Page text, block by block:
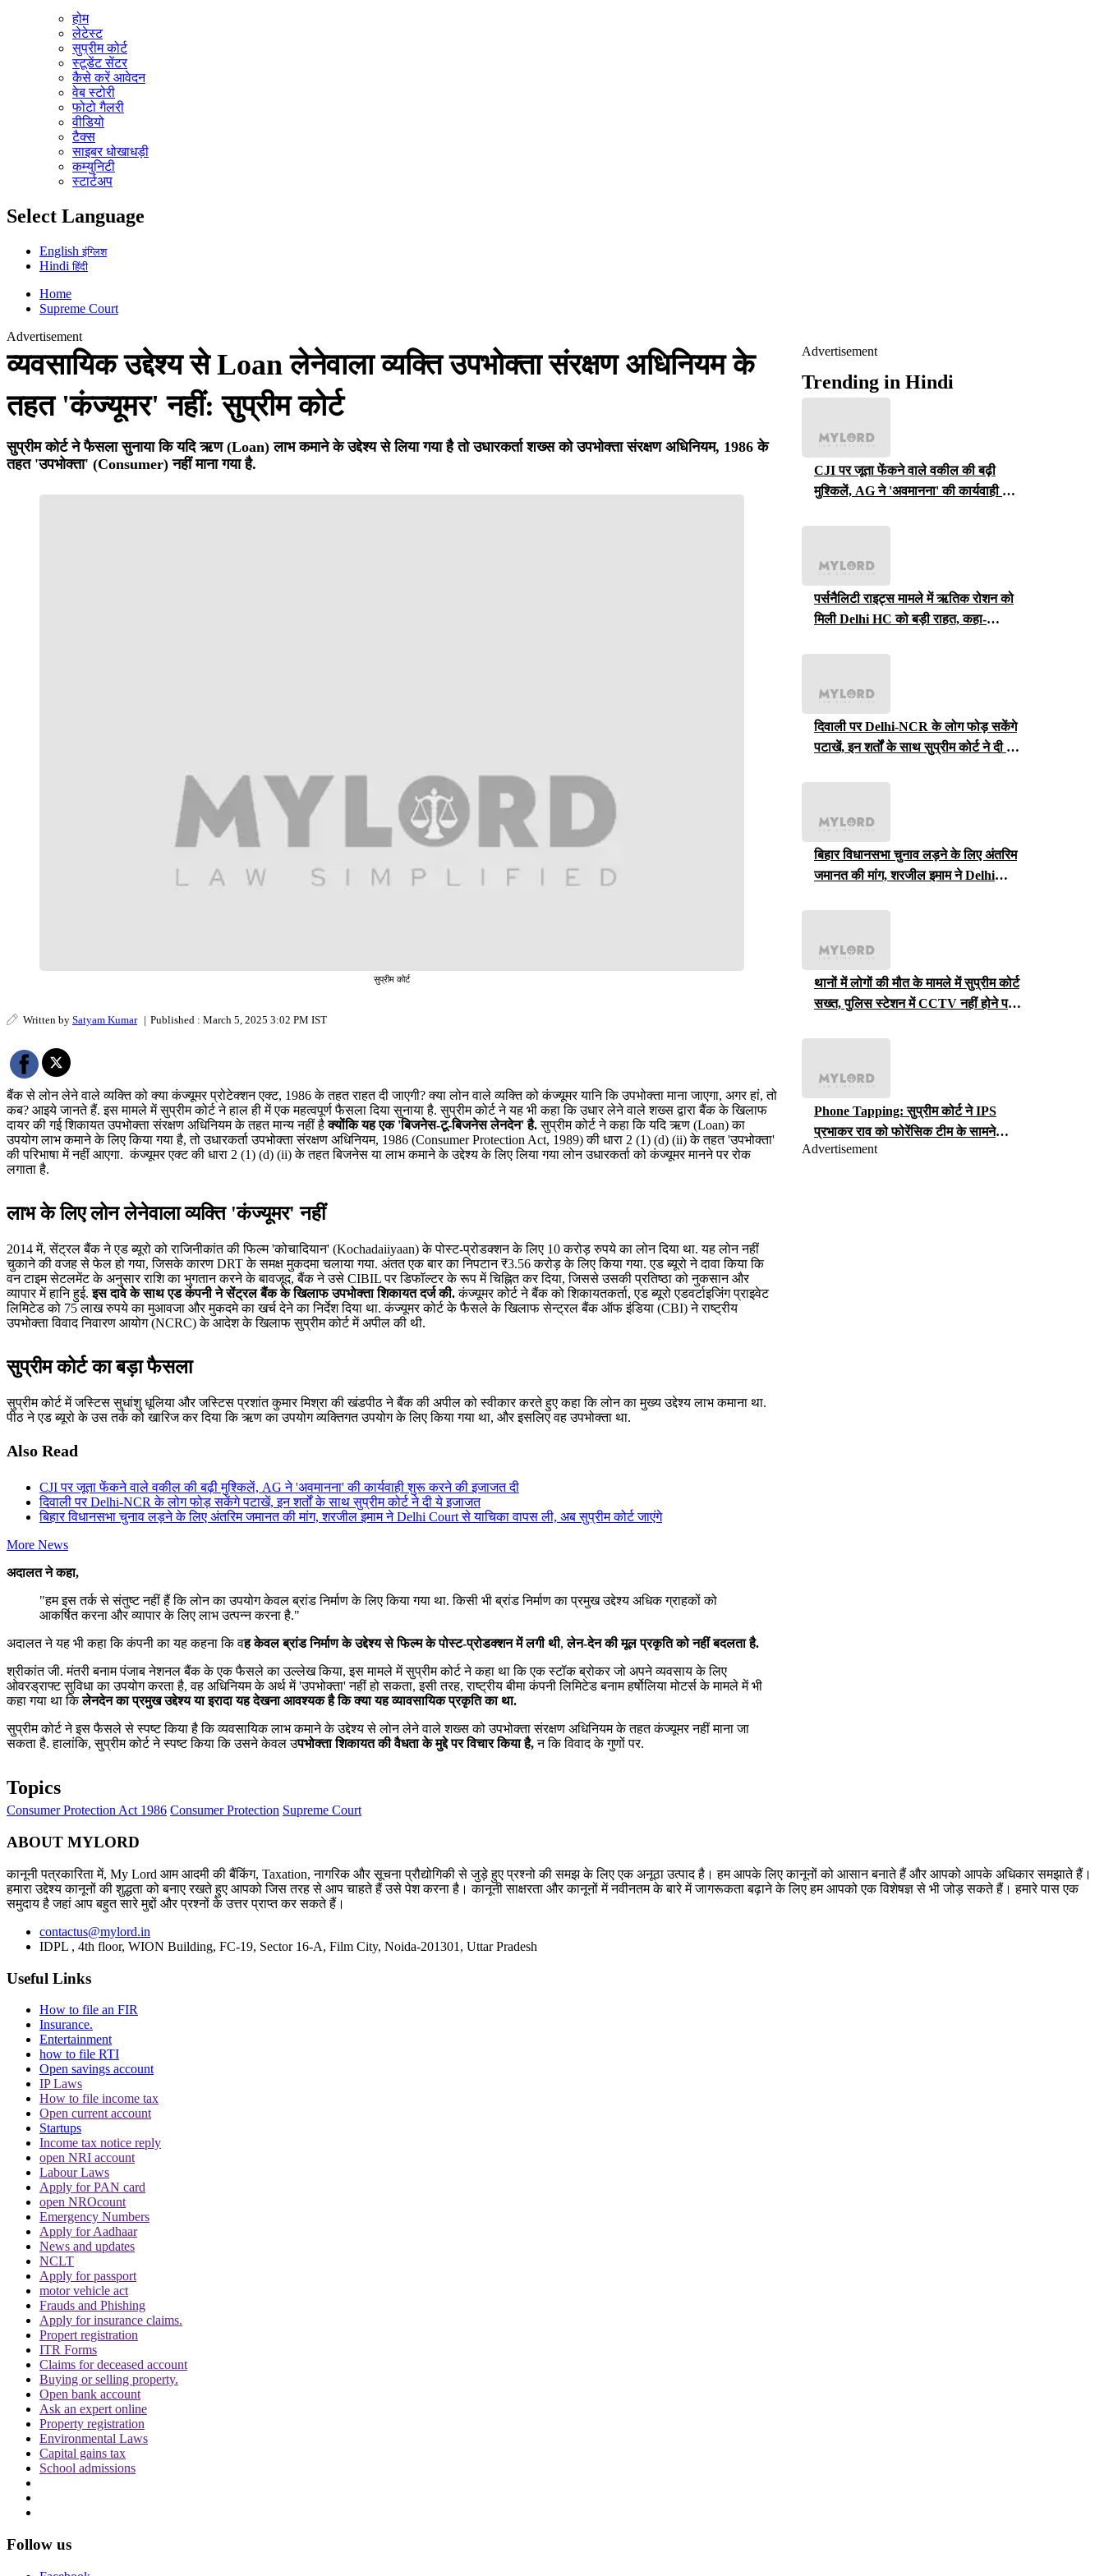
होम
लेटेस्ट
सुप्रीम कोर्ट
स्टूडेंट सेंटर
कैसे करें आवेदन
वेब स्टोरी
फोटो गैलरी
वीडियो
टैक्स
साइबर धोखाधड़ी
कम्युनिटी
स्टार्टअप
Select Language
Englishइंग्लिश
Hindiहिंदी
Home
Supreme Court
Advertisement
व्यवसायिक उद्देश्य से Loan लेनेवाला व्यक्ति उपभोक्ता संरक्षण अधिनियम के
तहत 'कंज्यूमर' नहीं: सुप्रीम कोर्ट
सुप्रीम कोर्ट ने फैसला सुनाया कि यदि ऋण (Loan) लाभ कमाने के उद्देश्य से लिया गया है तो उधारकर्ता शख्स को उपभोक्ता संरक्षण अधिनियम, 1986 के
तहत 'उपभोक्ता' (Consumer) नहीं माना गया है.
सुप्रीम कोर्ट
Written by Satyam Kumar | Published : March 5, 2025 3:02 PM IST
बैंक से लोन लेने वाले व्यक्ति को क्या कंज्यूमर प्रोटेक्शन एक्ट, 1986 के तहत राहत दी जाएगी? क्या लोन वाले व्यक्ति को कंज्यूमर यानि कि उपभोक्ता माना जाएगा, अगर हां, तो
कब? आइये जानते हैं. इस मामले में सुप्रीम कोर्ट ने हाल ही में एक महत्वपूर्ण फैसला दिया सुनाया है. सुप्रीम कोर्ट ने यह भी कहा कि उधार लेने वाले शख्स द्वारा बैंक के खिलाफ
दायर की गई शिकायत उपभोक्ता संरक्षण अधिनियम के तहत मान्य नहीं हैक्योंकि यह एक 'बिजनेस-टू-बिजनेस लेनदेन' है.सुप्रीम कोर्ट ने कहा कि यदि ऋण (Loan) का
उपयोग लाभ कमाने के लिए किया गया है, तो उधारकर्ता उपभोक्ता संरक्षण अधिनियम, 1986 (Consumer Protection Act, 1989) की धारा 2 (1) (d) (ii) के तहत 'उपभोक्ता'
की परिभाषा में नहीं आएगा. कंज्यूमर एक्ट की धारा 2 (1) (d) (ii) के तहत बिजनेस या लाभ कमाने के उद्देश्य के लिए लिया गया लोन उधारकर्ता को कंज्यूमर मानने पर रोक
लगाता है.
लाभ के लिए लोन लेनेवाला व्यक्ति 'कंज्यूमर' नहीं
2014 में, सेंट्रल बैंक ने एड ब्यूरो को राजिनीकांत की फिल्म 'कोचादियान' (Kochadaiiyaan) के पोस्ट-प्रोडक्शन के लिए 10 करोड़ रुपये का लोन दिया था. यह लोन नहीं
चुकाने की वजह से फेल हो गया, जिसके कारण DRT के समक्ष मुकदमा चलाया गया. अंतत एक बार का निपटान ₹3.56 करोड़ के लिए किया गया. एड ब्यूरो ने दावा किया कि
वन टाइम सेटलमेंट के अनुसार राशि का भुगतान करने के बावजूद, बैंक ने उसे CIBIL पर डिफॉल्टर के रूप में चिह्नित कर दिया, जिससे उसकी प्रतिष्ठा को नुकसान और
व्यापार में हानि हुई. इस दावे के साथ एड कंपनी ने सेंट्रल बैंक के खिलाफ उपभोक्ता शिकायत दर्ज की.कंज्यूमर कोर्ट ने बैंक को शिकायतकर्ता, एड ब्यूरो एडवर्टाइजिंग प्राइवेट
लिमिटेड को 75 लाख रुपये का मुआवजा और मुकदमे का खर्च देने का निर्देश दिया था. कंज्यूमर कोर्ट के फैसले के खिलाफ सेन्ट्रल बैंक ऑफ इंडिया (CBI) ने राष्ट्रीय
उपभोक्ता विवाद निवारण आयोग (NCRC) के आदेश के खिलाफ सुप्रीम कोर्ट में अपील की थी.
सुप्रीम कोर्ट का बड़ा फैसला
सुप्रीम कोर्ट में जस्टिस सुधांशु धूलिया और जस्टिस प्रशांत कुमार मिश्रा की खंडपीठ ने बैंक की अपील को स्वीकार करते हुए कहा कि लोन का मुख्य उद्देश्य लाभ कमाना था.
पीठ ने एड ब्यूरो के उस तर्क को खारिज कर दिया कि ऋण का उपयोग व्यक्तिगत उपयोग के लिए किया गया था, और इसलिए वह उपभोक्ता था.
Also Read
CJI पर जूता फेंकने वाले वकील की बढ़ी मुश्किलें, AG ने 'अवमानना' की कार्यवाही शुरू करने की इजाजत दी
दिवाली पर Delhi-NCR के लोग फोड़ सकेंगे पटाखें, इन शर्तों के साथ सुप्रीम कोर्ट ने दी ये इजाजत
बिहार विधानसभा चुनाव लड़ने के लिए अंतरिम जमानत की मांग, शरजील इमाम ने Delhi Court से याचिका वापस ली, अब सुप्रीम कोर्ट जाएंगे
More News
अदालत ने कहा,
"हम इस तर्क से संतुष्ट नहीं हैं कि लोन का उपयोग केवल ब्रांड निर्माण के लिए किया गया था. किसी भी ब्रांड निर्माण का प्रमुख उद्देश्य अधिक ग्राहकों को
आकर्षित करना और व्यापार के लिए लाभ उत्पन्न करना है."
अदालत ने यह भी कहा कि कंपनी का यह कहना कि वह केवल ब्रांड निर्माण के उद्देश्य से फिल्म के पोस्ट-प्रोडक्शन में लगी थी,लेन-देन की मूल प्रकृति को नहीं बदलता है.
श्रीकांत जी. मंतरी बनाम पंजाब नेशनल बैंक के एक फैसले का उल्लेख किया, इस मामले में सुप्रीम कोर्ट ने कहा था कि एक स्टॉक ब्रोकर जो अपने व्यवसाय के लिए
ओवरड्राफ्ट सुविधा का उपयोग करता है, वह अधिनियम के अर्थ में 'उपभोक्ता' नहीं हो सकता, इसी तरह, राष्ट्रीय बीमा कंपनी लिमिटेड बनाम हर्षोलिया मोटर्स के मामले में भी
कहा गया था किलेनदेन का प्रमुख उद्देश्य या इरादा यह देखना आवश्यक है कि क्या यह व्यावसायिक प्रकृति का था.
सुप्रीम कोर्ट ने इस फैसले से स्पष्ट किया है कि व्यवसायिक लाभ कमाने के उद्देश्य से लोन लेने वाले शख्स को उपभोक्ता संरक्षण अधिनियम के तहत कंज्यूमर नहीं माना जा
सकता है. हालांकि, सुप्रीम कोर्ट ने स्पष्ट किया कि उसने केवल उपभोक्ता शिकायत की वैधता के मुद्दे पर विचार किया है,न कि विवाद के गुणों पर.
Topics
Consumer Protection Act 1986 Consumer Protection Supreme Court
Advertisement
Trending in Hindi
CJI पर जूता फेंकने वाले वकील की बढ़ी
मुश्किलें, AG ने 'अवमानना' की कार्यवाही शुरू
पर्सनैलिटी राइट्स मामले में ऋतिक रोशन को
मिली Delhi HC को बड़ी राहत, कहा-
दिवाली पर Delhi-NCR के लोग फोड़ सकेंगे
पटाखें, इन शर्तों के साथ सुप्रीम कोर्ट ने दी ये
बिहार विधानसभा चुनाव लड़ने के लिए अंतरिम
जमानत की मांग, शरजील इमाम ने Delhi
थानों में लोगों की मौत के मामले में सुप्रीम कोर्ट
सख्त, पुलिस स्टेशन में CCTV नहीं होने पर
Phone Tapping: सुप्रीम कोर्ट ने IPS
प्रभाकर राव को फोरेंसिक टीम के सामने
iCloud पासवर्ड सौंपने का आदेश, जानें क्या
Advertisement
ABOUT MYLORD
कानूनी पत्रकारिता में, My Lord आम आदमी की बैंकिंग, Taxation, नागरिक और सूचना प्रौद्योगिकी से जुड़े हुए प्रश्नो की समझ के लिए एक अनूठा उत्पाद है। हम आपके लिए कानूनों को आसान बनाते हैं और आपको आपके अधिकार समझाते हैं।
हमारा उद्देश्य कानूनों की शुद्धता को बनाए रखते हुए आपको जिस तरह से आप चाहते हैं उसे पेश करना है। कानूनी साक्षरता और कानूनों में नवीनतम के बारे में जागरूकता बढ़ाने के लिए हम आपको एक विशेषज्ञ से भी जोड़ सकते हैं। हमारे पास एक
समुदाय है जहां आप बहुत सारे मुद्दों और प्रश्नों के उत्तर प्राप्त कर सकते हैं।
contactus@mylord.in
IDPL , 4th floor, WION Building, FC-19, Sector 16-A, Film City, Noida-201301, Uttar Pradesh
Useful Links
How to file an FIR
Insurance.
Entertainment
how to file RTI
Open savings account
IP Laws
How to file income tax
Open current account
Startups
Income tax notice reply
open NRI account
Labour Laws
Apply for PAN card
open NROcount
Emergency Numbers
Apply for Aadhaar
News and updates
NCLT
Apply for passport
motor vehicle act
Frauds and Phishing
Apply for insurance claims.
Propert registration
ITR Forms
Claims for deceased account
Buying or selling property.
Open bank account
Ask an expert online
Property registration
Environmental Laws
Capital gains tax
School admissions
Follow us